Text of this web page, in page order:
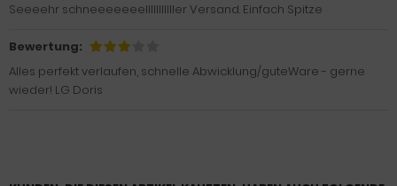
Seeeehr schneeeeeeelllllllllller Versand. Einfach Spitze
Bewertung:
Alles perfekt verlaufen, schnelle Abwicklung/guteWare - gerne
wieder! LG Doris